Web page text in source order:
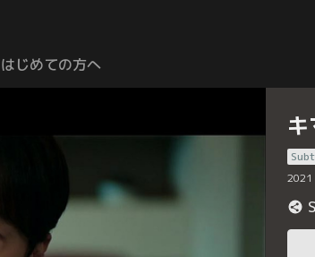
はじめての方へ
2021